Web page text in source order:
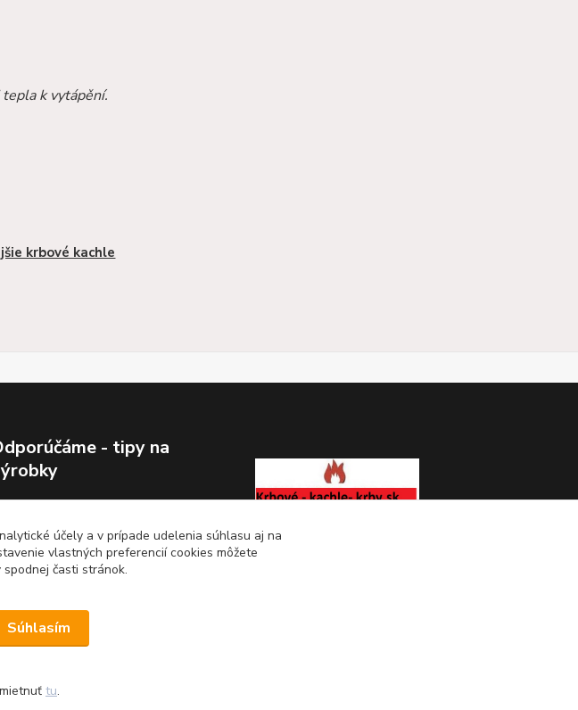
k vytápění.
krbové kachle
- tipy na
KRBOVÉ - KACHLE - KRBY.SK
účely a v prípade udelenia súhlasu aj na
vlastných preferencií cookies môžete
časti stránok.
Súhlasím
tu.